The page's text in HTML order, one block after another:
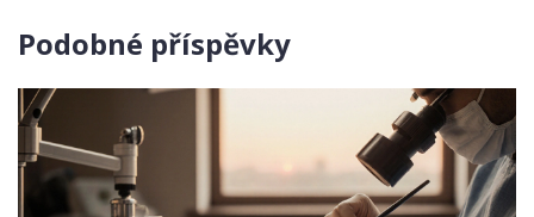
Podobné příspěvky